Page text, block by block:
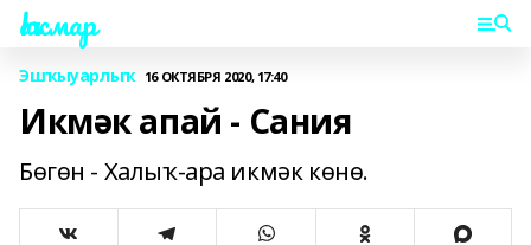
Һаҡмар
Эшҡыуарлыҡ 16 ОКТЯБРЯ 2020, 17:40
Икмәк апай - Сания
Бөгөн - Халыҡ-ара икмәк көнө.